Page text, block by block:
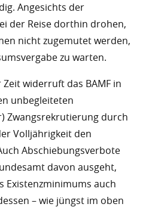
Angesichts der
der Reise dorthin drohen,
nicht zugemutet werden,
zu warten.
widerruft das BAMF in
unbegleiteten
Zwangsrekrutierung durch
Volljährigkeit den
Abschiebungsverbote
davon ausgeht,
Existenzminimums auch
– wie jüngst im oben